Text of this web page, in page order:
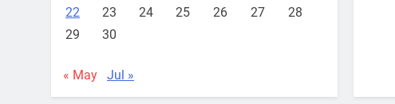
22
23 24 25 26 27
28
29
30
« May Jul »